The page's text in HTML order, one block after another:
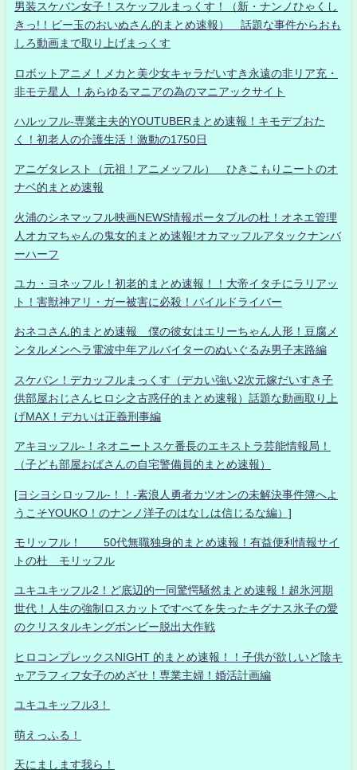
男装スケバン女子！スケッフルまっくす！（新・ナンノひゃくし
きっ!！ビー玉のおいぬさん的まとめ速報） 話題な事件からおも
しろ動画まで取り上げまっくす
ロボットアニメ！メカと美少女キャラだいすき永遠の非リア充・
非モテ星人 ！あらゆるマニアの為のマニアックサイト
ハルッフル-専業主夫的YOUTUBERまとめ速報！キモデブおた
く！初老人の介護生活！激動の1750日
アニゲタレスト（元祖！アニメッフル） ひきこもりニートのオ
ナベ的まとめ速報
火浦のシネマッフル映画NEWS情報ポータブルの杜！オネエ管理
人オカマちゃんの鬼女的まとめ速報!オカマッフルアタックナンバ
ーハーフ
ユカ・ヨネッフル！初老的まとめ速報！！大帝イタチにラリアッ
ト！害獣神アリ・ガー被害に必殺！パイルドライバー
おネコさん的まとめ速報 僕の彼女はエリーちゃん人形！豆腐メ
ンタルメンヘラ電波中年アルバイターのぬいぐるみ男子末路編
スケバン！デカッフルまっくす（デカい強い2次元嫁だいすき子
供部屋おじさんヒロシ之古惑仔的まとめ速報）話題な動画取り上
げMAX！デカいは正義刑事編
アキヨッフル-！ネオニートスケ番長のエキストラ芸能情報局！
（子ども部屋おばさんの自宅警備員的まとめ速報）
[ヨシヨシロッフル-！！-素浪人勇者カツオンの未解決事件簿へよ
うこそYOUKO！のナンノ洋子のはなしは信じるな編）]
モリッフル！ 50代無職独身的まとめ速報！有益便利情報サイ
トの杜 モリッフル
ユキユキッフル2！ど底辺的一同驚愕騒然まとめ速報！超氷河期
世代！人生の強制ロスカットですべてを失ったキグナス氷子の愛
のクリスタルキングボンビー脱出大作戦
ヒロコンプレックスNIGHT 的まとめ速報！！子供が欲しいど陰キ
ャアラフィフ女子のめざせ！専業主婦！婚活計画編
ユキユキッフル3！
萌えっふる！
天にまします我ら！